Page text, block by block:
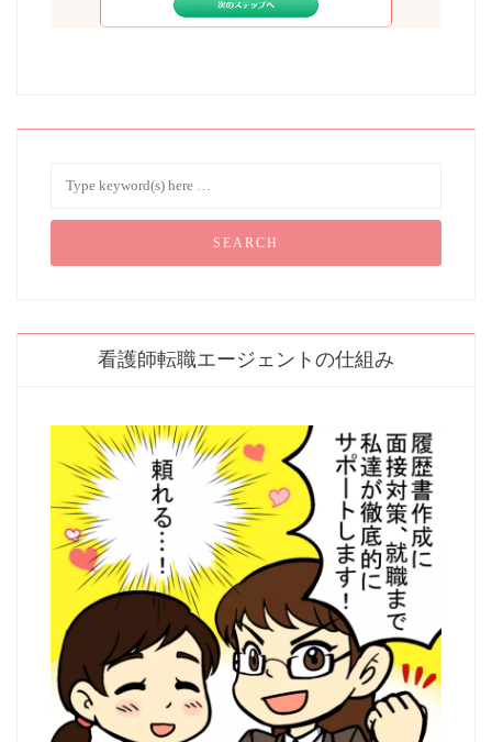
看護師転職エージェントの仕組み